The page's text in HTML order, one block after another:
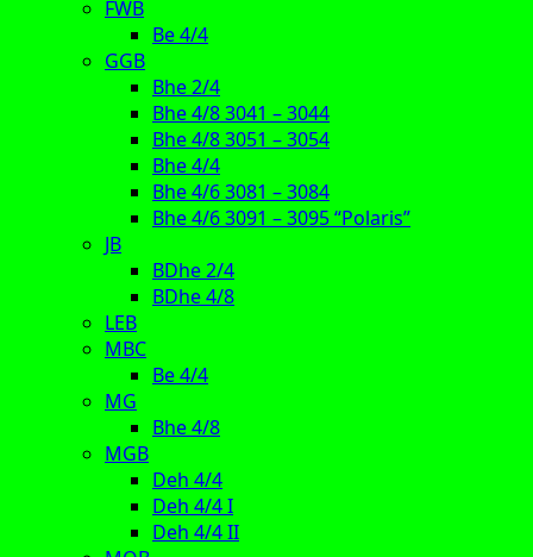
FWB
Be 4/4
GGB
Bhe 2/4
Bhe 4/8 3041 – 3044
Bhe 4/8 3051 – 3054
Bhe 4/4
Bhe 4/6 3081 – 3084
Bhe 4/6 3091 – 3095 “Polaris”
JB
BDhe 2/4
BDhe 4/8
LEB
MBC
Be 4/4
MG
Bhe 4/8
MGB
Deh 4/4
Deh 4/4 I
Deh 4/4 II